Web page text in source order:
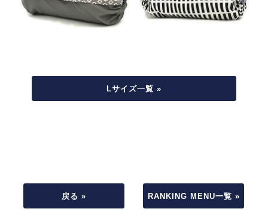
Lサイズ一覧 »
戻る » RANKING MENU一覧 »